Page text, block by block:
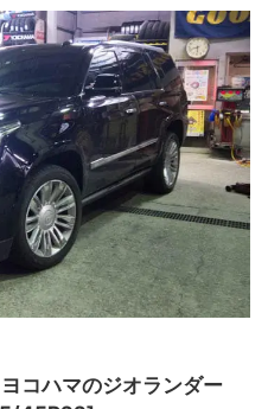
コハマのジオランダー